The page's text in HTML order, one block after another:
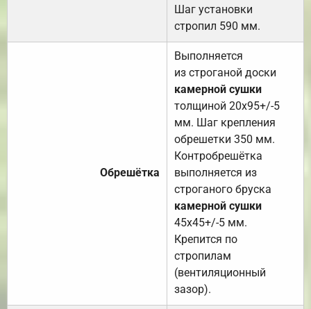
Шаг установки
стропил 590 мм.
Обрешётка
Выполняется
из строганой доски
камерной сушки
толщиной 20х95+/-5
мм. Шаг крепления
обрешетки 350 мм.
Контробрешётка
выполняется из
строганого бруска
камерной сушки
45х45+/-5 мм.
Крепится по
стропилам
(вентиляционный
зазор).